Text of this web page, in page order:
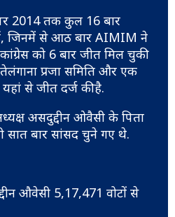
2014 तक कुल 16 बार
जिनमें से आठ बार AIMIM ने
को 6 बार जीत मिल चुकी
प्रजा समिति और एक
यहां से जीत दर्ज की है.
असदुद्दीन ओवैसी के पिता
सात बार सांसद चुने गए थे.
औवेसी 5,17,471 वोटों से